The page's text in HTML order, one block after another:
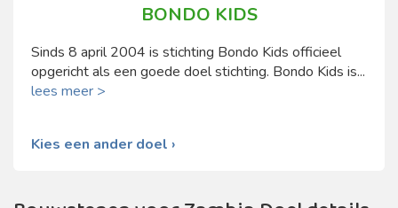
BONDO KIDS
Sinds 8 april 2004 is stichting Bondo Kids officieel
opgericht als een goede doel stichting. Bondo Kids is...
lees meer >
Kies een ander doel ›